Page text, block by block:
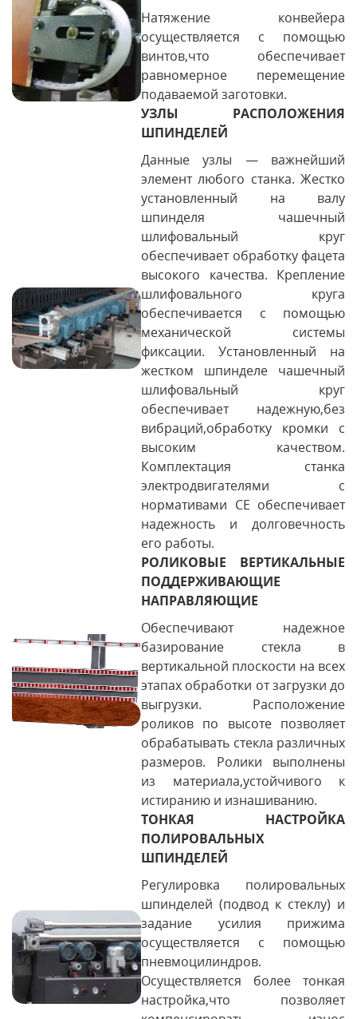
Натяжение конвейера
осуществляется с помощью
винтов,что обеспечивает
равномерное перемещение
подаваемой заготовки.
УЗЛЫ РАСПОЛОЖЕНИЯ
ШПИНДЕЛЕЙ
Данные узлы — важнейший
элемент любого станка. Жестко
установленный на валу
шпинделя чашечный
шлифовальный круг
обеспечивает обработку фацета
высокого качества. Крепление
шлифовального круга
обеспечивается с помощью
механической системы
фиксации. Установленный на
жестком шпинделе чашечный
шлифовальный круг
обеспечивает надежную,без
вибраций,обработку кромки с
высоким качеством.
Комплектация станка
электродвигателями с
нормативами СЕ обеспечивает
надежность и долговечность
его работы.
РОЛИКОВЫЕ ВЕРТИКАЛЬНЫЕ
ПОДДЕРЖИВАЮЩИЕ
НАПРАВЛЯЮЩИЕ
Обеспечивают надежное
базирование стекла в
вертикальной плоскости на всех
этапах обработки от загрузки до
выгрузки. Расположение
роликов по высоте позволяет
обрабатывать стекла различных
размеров. Ролики выполнены
из материала,устойчивого к
истиранию и изнашиванию.
ТОНКАЯ НАСТРОЙКА
ПОЛИРОВАЛЬНЫХ
ШПИНДЕЛЕЙ
Регулировка полировальных
шпинделей (подвод к стеклу) и
задание усилия прижима
осуществляется с помощью
пневмоцилиндров.
Осуществляется более тонкая
настройка,что позволяет